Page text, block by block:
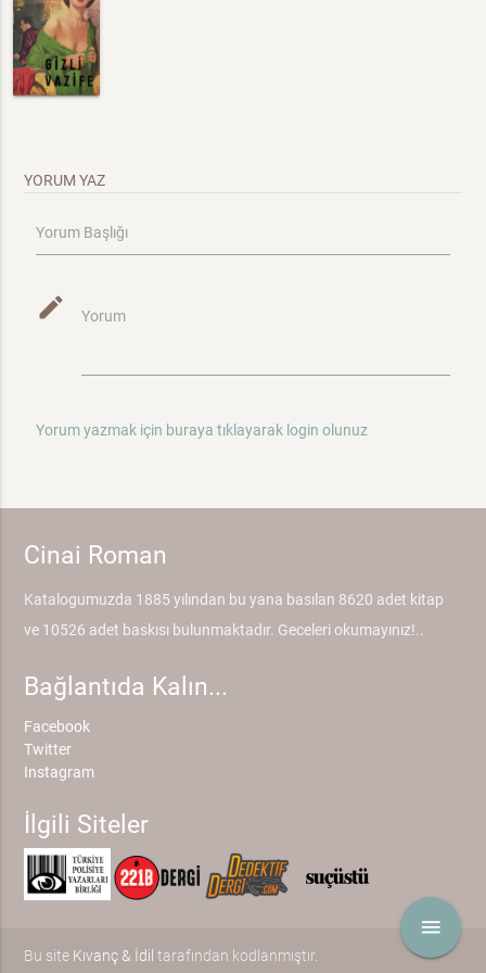
menu
YORUM YAZ
Yorum Başlığı
mode_edit Yorum
Yorum yazmak için buraya tıklayarak login olunuz
Cinai Roman
Katalogumuzda 1885 yılından bu yana basılan 8620 adet kitap
ve 10526 adet baskısı bulunmaktadır. Geceleri okumayınız!..
Bağlantıda Kalın...
Facebook
Twitter
Instagram
İlgili Siteler
Bu site Kıvanç & İdil tarafından kodlanmıştır.